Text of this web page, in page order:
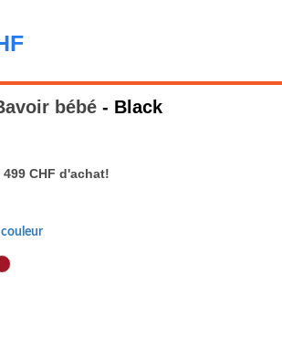
bébé - Black
CHF d'achat!
couleur